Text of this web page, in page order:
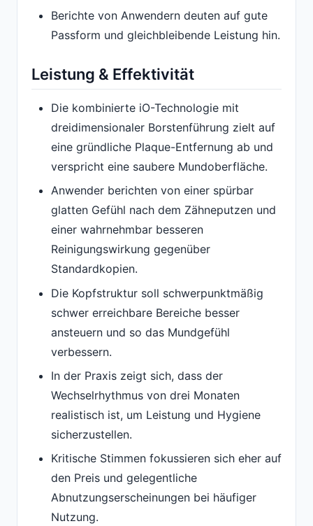
Berichte von Anwendern deuten auf gute
Passform und gleichbleibende Leistung hin.
Leistung & Effektivität
Die kombinierte iO-Technologie mit
dreidimensionaler Borstenführung zielt auf
eine gründliche Plaque-Entfernung ab und
verspricht eine saubere Mundoberfläche.
Anwender berichten von einer spürbar
glatten Gefühl nach dem Zähneputzen und
einer wahrnehmbar besseren
Reinigungswirkung gegenüber
Standardkopien.
Die Kopfstruktur soll schwerpunktmäßig
schwer erreichbare Bereiche besser
ansteuern und so das Mundgefühl
verbessern.
In der Praxis zeigt sich, dass der
Wechselrhythmus von drei Monaten
realistisch ist, um Leistung und Hygiene
sicherzustellen.
Kritische Stimmen fokussieren sich eher auf
den Preis und gelegentliche
Abnutzungserscheinungen bei häufiger
Nutzung.